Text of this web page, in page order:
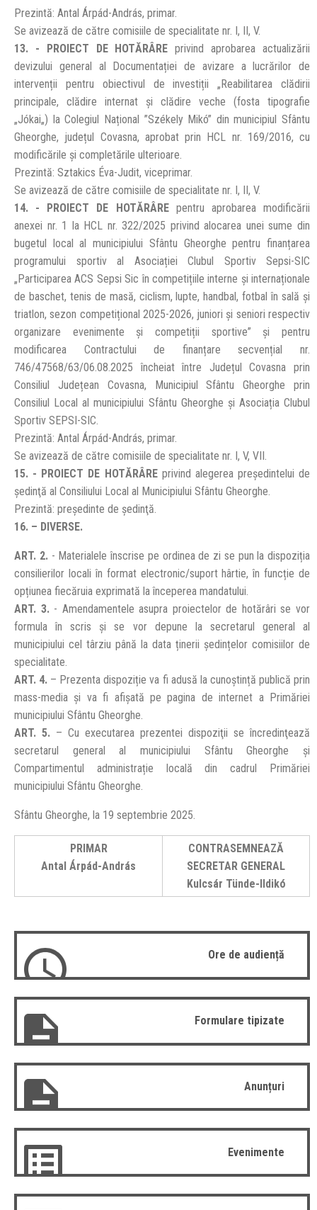
Prezintă: Antal Árpád-András, primar.
Se avizează de către comisiile de specialitate nr. I, II, V.
13. - PROIECT DE HOTĂRÂRE privind aprobarea actualizării
devizului general al Documentației de avizare a lucrărilor de
intervenții pentru obiectivul de investiții „Reabilitarea clădirii
principale, clădire internat și clădire veche (fosta tipografie
„Jókai„) la Colegiul Național ”Székely Mikó” din municipiul Sfântu
Gheorghe, județul Covasna, aprobat prin HCL nr. 169/2016, cu
modificările și completările ulterioare.
Prezintă: Sztakics Éva-Judit, viceprimar.
Se avizează de către comisiile de specialitate nr. I, II, V.
14. - PROIECT DE HOTĂRÂREpentru aprobarea modificării
anexei nr. 1 la HCL nr. 322/2025 privind alocarea unei sume din
bugetul local al municipiului Sfântu Gheorghe pentru finanțarea
programului sportiv al Asociației Clubul Sportiv Sepsi-SIC
„Participarea ACS Sepsi Sic în competițiile interne și internaționale
de baschet, tenis de masă, ciclism, lupte, handbal, fotbal în sală și
triatlon, sezon competițional 2025-2026, juniori și seniori respectiv
organizare evenimente și competiții sportive” și pentru
modificarea Contractului de finanțare secvențial nr.
746/47568/63/06.08.2025 încheiat între Județul Covasna prin
Consiliul Județean Covasna, Municipiul Sfântu Gheorghe prin
Consiliul Local al municipiului Sfântu Gheorghe și Asociația Clubul
Sportiv SEPSI-SIC.
Prezintă: Antal Árpád-András, primar.
Se avizează de către comisiile de specialitate nr. I, V, VII.
15. - PROIECT DE HOTĂRÂREprivind alegerea preşedintelui de
şedinţă al Consiliului Local al Municipiului Sfântu Gheorghe.
Prezintă: preşedinte de şedinţă.
16. – DIVERSE.
ART. 2. - Materialele înscrise pe ordinea de zi se pun la dispoziția
consilierilor locali în format electronic/suport hârtie, în funcție de
opțiunea fiecăruia exprimată la începerea mandatului.
ART. 3. - Amendamentele asupra proiectelor de hotărâri se vor
formula în scris și se vor depune la secretarul general al
municipiului cel târziu până la data ținerii ședințelor comisiilor de
specialitate.
ART. 4. – Prezenta dispoziție va fi adusă la cunoștință publică prin
mass-media și va fi afișată pe pagina de internet a Primăriei
municipiului Sfântu Gheorghe.
ART. 5. – Cu executarea prezentei dispoziţii se încredinţează
secretarul general al municipiului Sfântu Gheorghe și
Compartimentul administrație locală din cadrul Primăriei
municipiului Sfântu Gheorghe.
Sfântu Gheorghe, la 19 septembrie 2025.
PRIMAR
Antal Árpád-András
CONTRASEMNEAZĂ
SECRETAR GENERAL
Kulcsár Tünde-Ildikó
Ore de audiență
Formulare tipizate
Anunțuri
Evenimente